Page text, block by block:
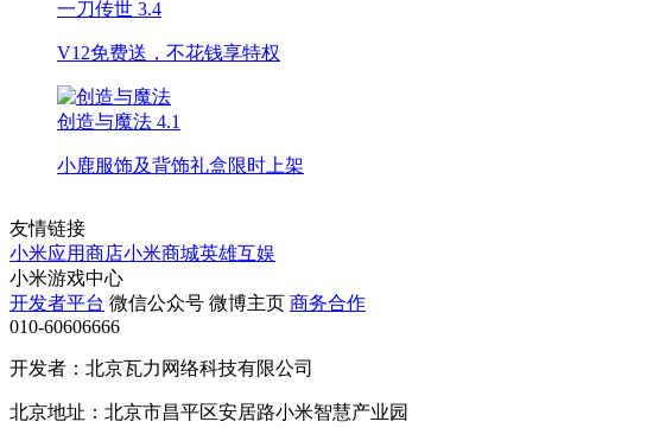
一刀传世 3.4
V12免费送，不花钱享特权
创造与魔法 4.1
小鹿服饰及背饰礼盒限时上架
友情链接
小米应用商店小米商城英雄互娱
小米游戏中心
开发者平台 微信公众号 微博主页 商务合作
010-60606666
开发者：北京瓦力网络科技有限公司
北京地址：北京市昌平区安居路小米智慧产业园